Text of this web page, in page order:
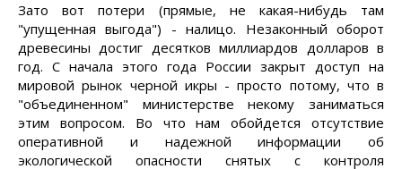
Зато вот потери (прямые, не какая-нибудь там
"упущенная выгода") - налицо. Незаконный оборот
древесины достиг десятков миллиардов долларов в
год. С начала этого года России закрыт доступ на
мировой рынок черной икры - просто потому, что в
"объединенном" министерстве некому заниматься
этим вопросом. Во что нам обойдется отсутствие
оперативной и надежной информации об
экологической опасности снятых с контроля